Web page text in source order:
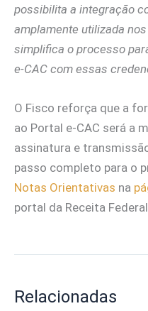
possibilita a integração
amplamente utilizada
simplifica o processo
e-CAC com essas
O Fisco reforça que a
ao Portal e-CAC será a
assinatura e
passo completo para o
Notas Orientativas na
portal da Receita Federal.
Relacionadas